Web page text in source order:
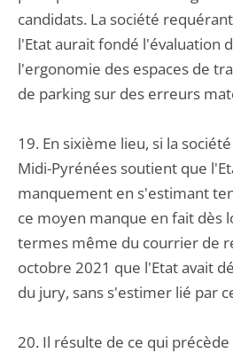
candidats. La société
l'Etat aurait fondé l'évaluation
l'ergonomie des espaces de
de parking sur des erreurs
19. En sixième lieu, si la
Midi-Pyrénées soutient que
manquement en s'estimant
ce moyen manque en fait dès
termes même du courrier de
octobre 2021 que l'Etat avait
du jury, sans s'estimer lié par
20. Il résulte de ce qui